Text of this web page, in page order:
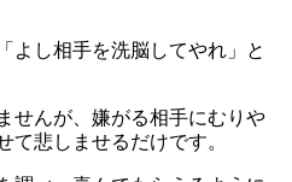
よし相手を洗脳してやれ」と
せんが、嫌がる相手にむりや
て悲しませるだけです。